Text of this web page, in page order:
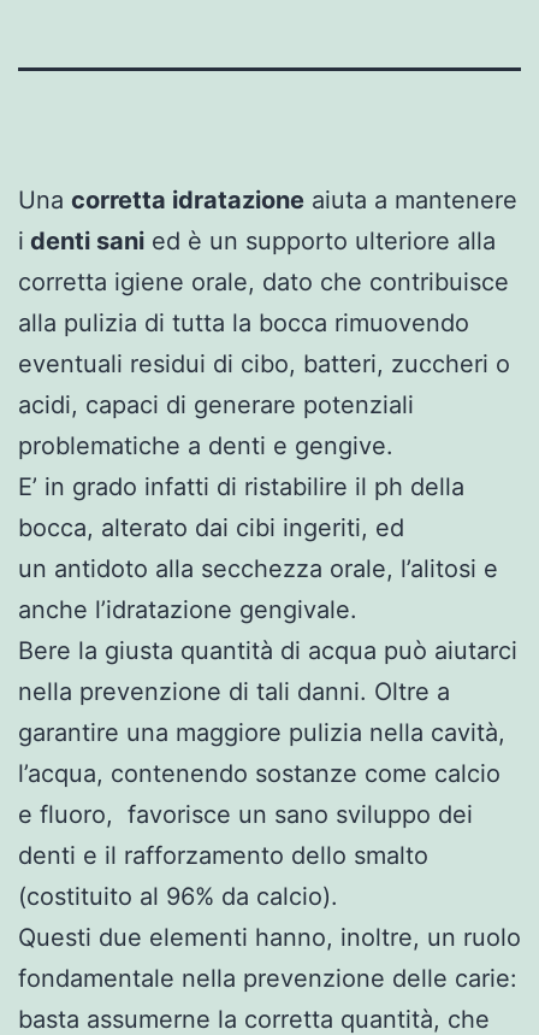
Una corretta idratazione aiuta a mantenere
i denti sani ed è un supporto ulteriore alla
corretta igiene orale, dato che contribuisce
alla pulizia di tutta la bocca rimuovendo
eventuali residui di cibo, batteri, zuccheri o
acidi, capaci di generare potenziali
problematiche a denti e gengive.
E’ in grado infatti di ristabilire il ph della
bocca, alterato dai cibi ingeriti, ed
un antidoto alla secchezza orale, l’alitosi e
anche l’idratazione gengivale.
Bere la giusta quantità di acqua può aiutarci
nella prevenzione di tali danni. Oltre a
garantire una maggiore pulizia nella cavità,
l’acqua, contenendo sostanze come calcio
e fluoro, favorisce un sano sviluppo dei
denti e il rafforzamento dello smalto
(costituito al 96% da calcio).
Questi due elementi hanno, inoltre, un ruolo
fondamentale nella prevenzione delle carie:
basta assumerne la corretta quantità, che